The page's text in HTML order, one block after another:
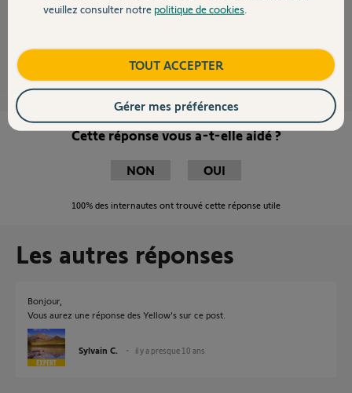
Contact
Bonne journée.
Gaëlle B. il y a presque 10 ans
Cette réponse vous a-t-elle aidé ?
NON OUI
100% des internautes ont trouvé cette réponse utile
Les autres réponses
Bonjour,
Vous aurez une réponse des Yellow's sur ce post.
Sylvain C. il y a presque 10 ans
veuillez consulter notre politique de cookies
TOUT ACCEPTER
Gérer mes préférences